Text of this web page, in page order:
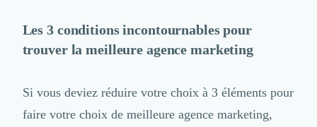
Les 3 conditions incontournables pour
trouver la meilleure agence marketing
Si vous deviez réduire votre choix à 3 éléments pour
faire votre choix de meilleure agence marketing,